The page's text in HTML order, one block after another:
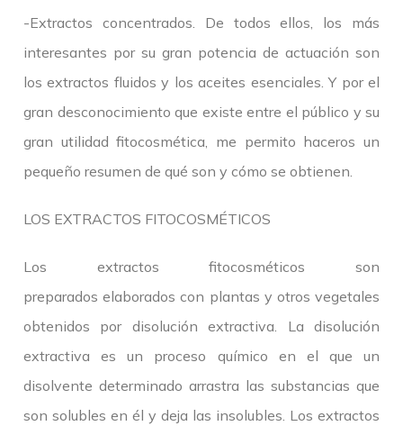
-Extractos concentrados. De todos ellos, los más
interesantes por su gran potencia de actuación son
los extractos fluidos y los aceites esenciales. Y por el
gran desconocimiento que existe entre el público y su
gran utilidad fitocosmética, me permito haceros un
pequeño resumen de qué son y cómo se obtienen.
LOS EXTRACTOS FITOCOSMÉTICOS
Los extractos fitocosméticos son
preparados elaborados con plantas y otros vegetales
obtenidos por disolución extractiva. La disolución
extractiva es un proceso químico en el que un
disolvente determinado arrastra las substancias que
son solubles en él y deja las insolubles. Los extractos